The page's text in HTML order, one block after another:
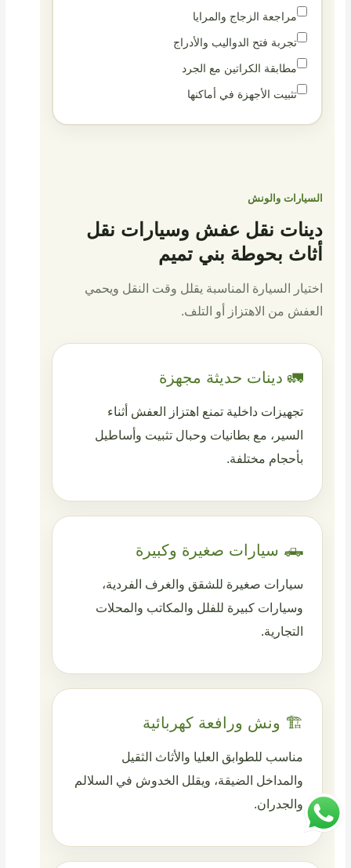
مراجعة الزجاج والمرايا
تجربة فتح الدواليب والأدراج
مطابقة الكراتين مع الجرد
تثبيت الأجهزة في أماكنها
السيارات والونش
دينات نقل عفش وسيارات نقل
أثاث بحوطة بني تميم
اختيار السيارة المناسبة يقلل وقت النقل ويحمي
العفش من الاهتزاز أو التلف.
🚛 دينات حديثة مجهزة
تجهيزات داخلية تمنع اهتزاز العفش أثناء
السير، مع بطانيات وحبال تثبيت وأساطيل
بأحجام مختلفة.
🛻 سيارات صغيرة وكبيرة
سيارات صغيرة للشقق والغرف الفردية،
وسيارات كبيرة للفلل والمكاتب والمحلات
التجارية.
🏗️ ونش ورافعة كهربائية
مناسب للطوابق العليا والأثاث الثقيل
والمداخل الضيقة، ويقلل الخدوش في السلالم
والجدران.